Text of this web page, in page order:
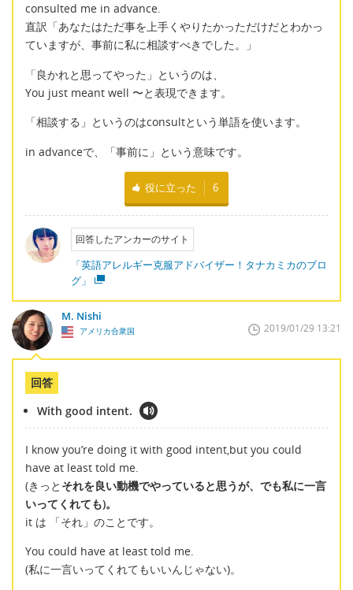
consulted me in advance.
直訳「あなたはただ事を上手くやりたかっただけだとわかっ
ていますが、事前に私に相談すべきでした。」
「良かれと思ってやった」というのは、
You just meant well 〜と表現できます。
「相談する」というのはconsultという単語を使います。
in advanceで、「事前に」という意味です。
役に立った 6
回答したアンカーのサイト
「英語アレルギー克服アドバイザー！タナカミカのブロ
グ」
M. Nishi
アメリカ合衆国 2019/01/29 13:21
回答
With good intent.
I know you’re doing it with good intent,but you could
have at least told me.
(きっと それを良い動機でやっていると思うが、でも私に一言
いってくれても)。
it は 「それ」のことです。
You could have at least told me.
(私に一言いってくれてもいいんじゃない)。